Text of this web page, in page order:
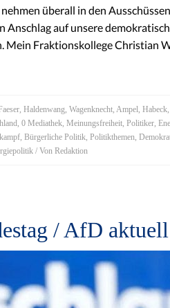
überall in den
Anschlag auf unsere
Mein Fraktionskollege Christian
, Haldenwang, Wagenknecht, Ampel, Habeck,
, 0 Mediathek, Meinungsfreiheit, Politiker,
, Bürgerliche Politik, Politikthemen,
/ Von Redaktion
/ AfD